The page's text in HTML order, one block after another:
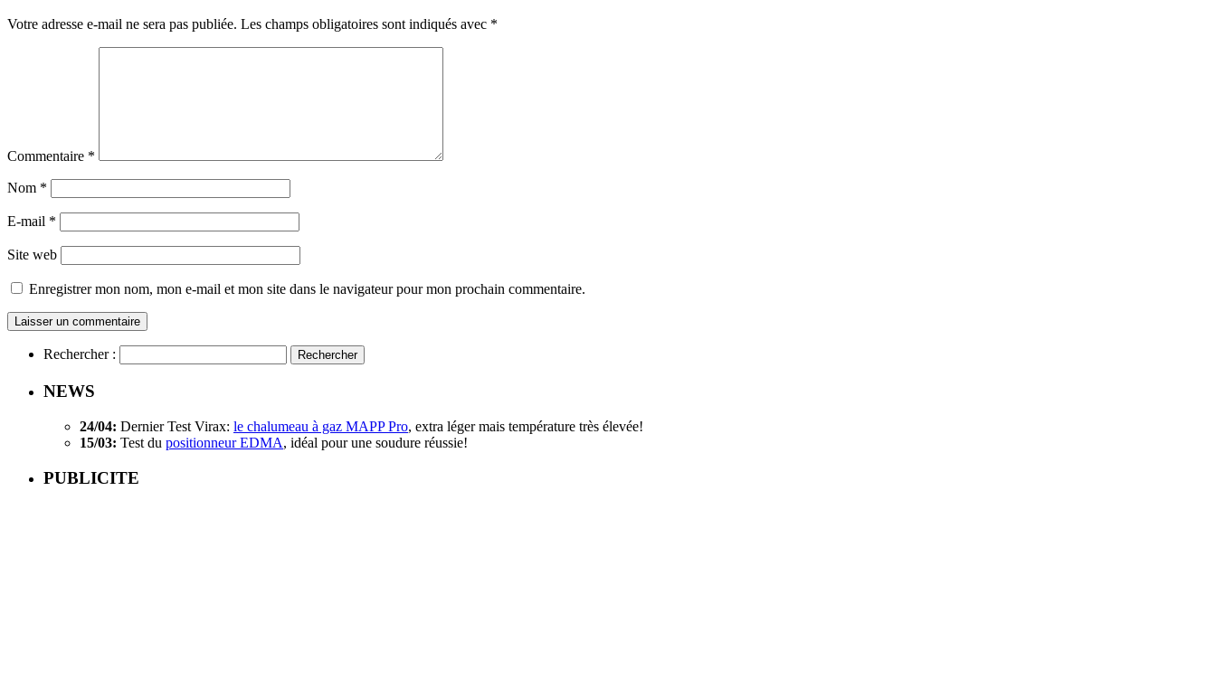
Votre adresse e-mail ne sera pas publiée. Les champs obligatoires sont indiqués avec *
Commentaire *
Nom *
E-mail *
Site web
Enregistrer mon nom, mon e-mail et mon site dans le navigateur pour mon prochain commentaire.
Rechercher :
NEWS
24/04: Dernier Test Virax: le chalumeau à gaz MAPP Pro, extra léger mais température très élevée!
15/03: Test du positionneur EDMA, idéal pour une soudure réussie!
PUBLICITE